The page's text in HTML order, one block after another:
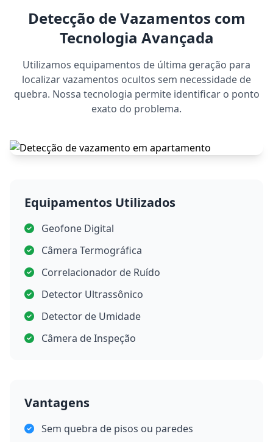
Detecção de Vazamentos com
Tecnologia Avançada
Utilizamos equipamentos de última geração para
localizar vazamentos ocultos sem necessidade de
quebra. Nossa tecnologia permite identificar o ponto
exato do problema.
Equipamentos Utilizados
Geofone Digital
Câmera Termográfica
Correlacionador de Ruído
Detector Ultrassônico
Detector de Umidade
Câmera de Inspeção
Vantagens
Sem quebra de pisos ou paredes